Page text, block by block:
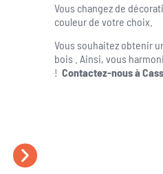
Vous changez de
couleur de votre choix.
Vous souhaitez obtenir
bois . Ainsi, vous
! Contactez-nous à